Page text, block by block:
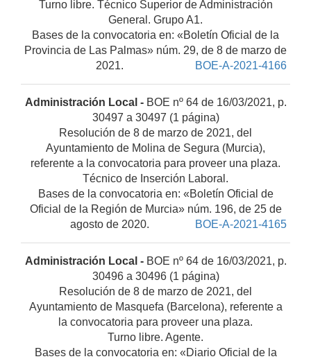
Turno libre. Técnico Superior de Administración
General. Grupo A1.
Bases de la convocatoria en: «Boletín Oficial de la
Provincia de Las Palmas» núm. 29, de 8 de marzo de
2021.
BOE-A-2021-4166
Administración Local - BOE nº 64 de 16/03/2021, p.
30497 a 30497 (1 página)
Resolución de 8 de marzo de 2021, del
Ayuntamiento de Molina de Segura (Murcia),
referente a la convocatoria para proveer una plaza.
Técnico de Inserción Laboral.
Bases de la convocatoria en: «Boletín Oficial de
Oficial de la Región de Murcia» núm. 196, de 25 de
agosto de 2020.
BOE-A-2021-4165
Administración Local - BOE nº 64 de 16/03/2021, p.
30496 a 30496 (1 página)
Resolución de 8 de marzo de 2021, del
Ayuntamiento de Masquefa (Barcelona), referente a
la convocatoria para proveer una plaza.
Turno libre. Agente.
Bases de la convocatoria en: «Diario Oficial de la